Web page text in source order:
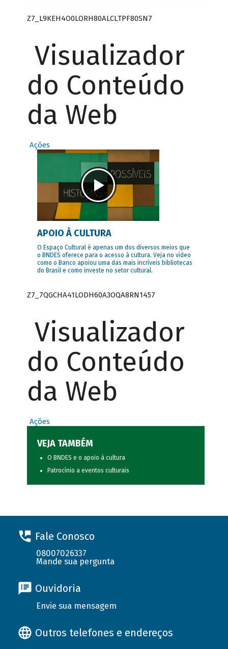
Z7_L9KEH4O0LORH80ALCLTPF80SN7
Visualizador
do Conteúdo
da Web
Ações
APOIO À CULTURA
O Espaço Cultural é apenas um dos diversos meios que
o BNDES oferece para o acesso à cultura. Veja no vídeo
como o Banco apoiou uma das mais incríveis bibliotecas
do Brasil e como investe no setor cultural.
Z7_7QGCHA41LODH60A3OQA8RN1457
Visualizador
do Conteúdo
da Web
Ações
VEJA TAMBÉM
O BNDES e o apoio à cultura
Patrocínio a eventos culturais
Fale Conosco
08007026337
Mande sua pergunta
Ouvidoria
Envie sua mensagem
Outros telefones e endereços